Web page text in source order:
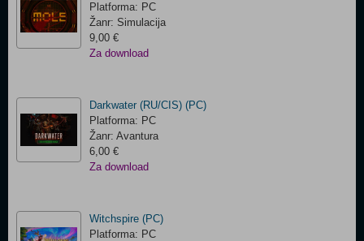
Platforma: PC
Žanr: Simulacija
9,00 €
Za download
Darkwater (RU/CIS) (PC)
Platforma: PC
Žanr: Avantura
6,00 €
Za download
Witchspire (PC)
Platforma: PC